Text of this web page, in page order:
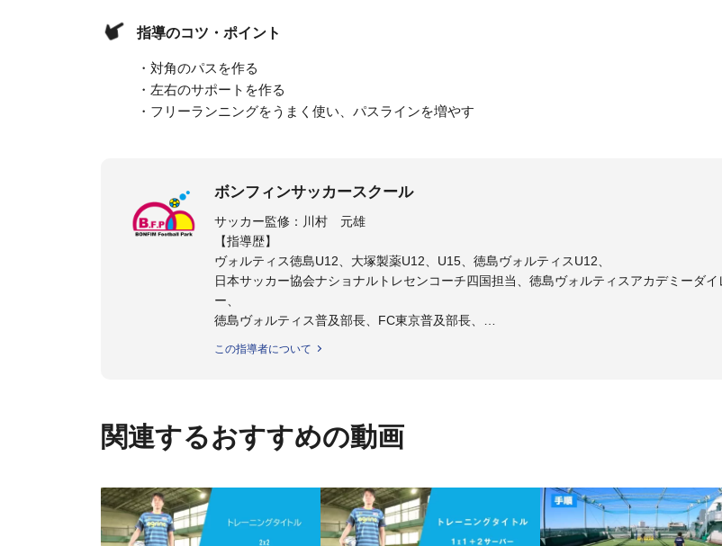
指導のコツ・ポイント
・対角のパスを作る
・左右のサポートを作る
・フリーランニングをうまく使い、パスラインを増やす
ボンフィンサッカースクール
サッカー監修：川村 元雄
【指導歴】
ヴォルティス徳島U12、大塚製薬U12、U15、徳島ヴォルティスU12、
日本サッカー協会ナショナルトレセンコーチ四国担当、徳島ヴォルティスアカデミーダイ
ー、
徳島ヴォルティス普及部長、FC東京普及部長、
フットサル監修：小西 鉄平
日本サッカー協会フットサルインストラクター、AFC（アジアサッカー連盟）フットサル
ラクター
【資格】
この指導者について
関連するおすすめの動画